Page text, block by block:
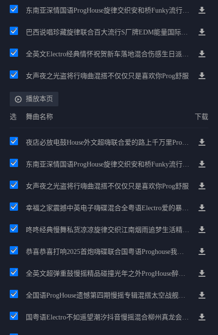
东南亚深情国语ProgHouse旋律交织安和桥Funky流行情怀串烧
巴西说唱珍藏旋律联合百大流行S厂牌EDM能量国际电音串烧
全英文Electro经典情怀祝贺新车落地混合伤感生日派对中文Club串烧
女声夜之光盗将行嗨曲混搭不仅仅只是喜欢你Prog舒服
播放本页
选 舞曲名称 下载
夜店必放电鼓House外文超嗨联合爱的路上千万里Prog包房漫步上头
东南亚深情国语ProgHouse旋律交织安和桥Funky流行情怀串烧
女声夜之光盗将行嗨曲混搭不仅仅只是喜欢你Prog舒服
幸福之家震撼中英电子嗨碟混合全粤语Electro爱的暴风雨广州雄雄精选
咚咚经典慢舞私货凉凉旋律交织江南烟雨追梦生活精选串烧
恭喜恭喜打响2025首炮嗨碟联合国粤语Proghouse我要怎么说我不爱你
全英文超弹重鼓慢摇精品碰撞光年之外ProgHouse醉美抒情节奏
全国语ProgHouse遗憾第四期慢摇专辑混搭太空战舰阿索阿西LakHouse车载
国粤语Electro不如遥望潮汐抖音慢摇混合柳州真龙会K吧小厅小康混音